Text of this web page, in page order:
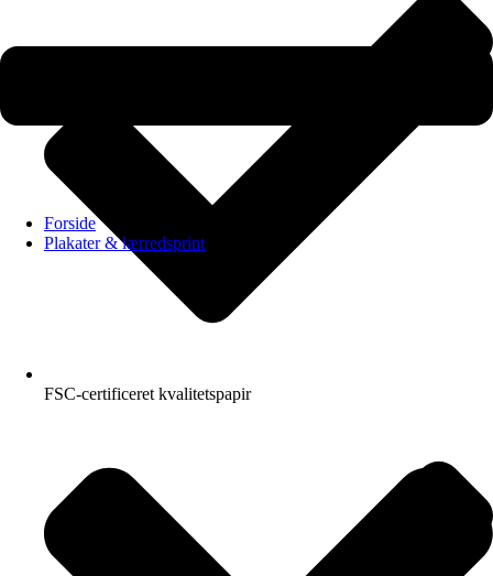
Forside
Plakater & lærredsprint
FSC-certificeret kvalitetspapir